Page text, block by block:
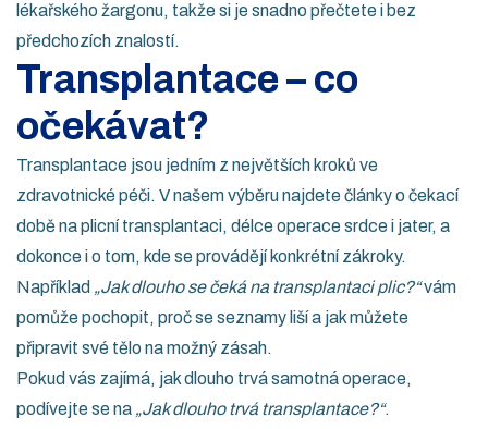
lékařského žargonu, takže si je snadno přečtete i bez
předchozích znalostí.
Transplantace – co
očekávat?
Transplantace jsou jedním z největších kroků ve
zdravotnické péči. V našem výběru najdete články o čekací
době na plicní transplantaci, délce operace srdce i jater, a
dokonce i o tom, kde se provádějí konkrétní zákroky.
Například „Jak dlouho se čeká na transplantaci plic?“vám
pomůže pochopit, proč se seznamy liší a jak můžete
připravit své tělo na možný zásah.
Pokud vás zajímá, jak dlouho trvá samotná operace,
podívejte se na „Jak dlouho trvá transplantace?“.